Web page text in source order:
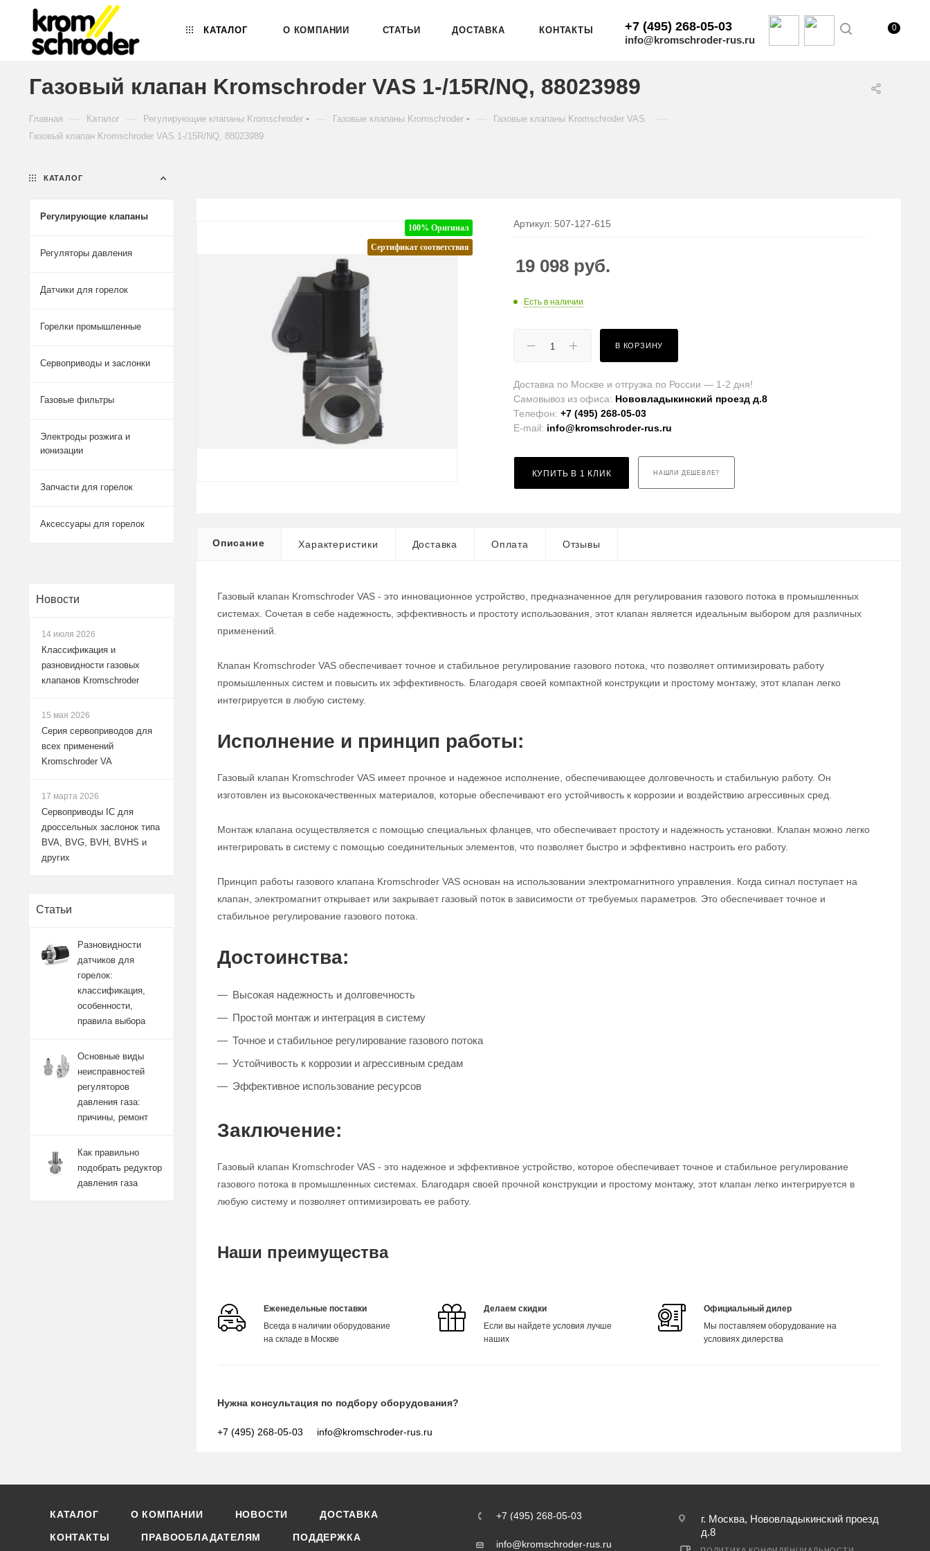
КАТАЛОГ О КОМПАНИИ СТАТЬИ ДОСТАВКА КОНТАКТЫ +7 (495) 268-05-03
info@kromschroder-rus.ru
0
Газовый клапан Kromschroder VAS 1-/15R/NQ, 88023989
Главная Каталог Регулирующие клапаны Kromschroder Газовые клапаны Kromschroder Газовые клапаны Kromschroder VAS
Газовый клапан Kromschroder VAS 1-/15R/NQ, 88023989
100% Оригинал
Сертификат соответствия
Артикул: 507-127-615
19 098 руб.
Есть в наличии
В КОРЗИНУ
Доставка по Москве и отгрузка по России — 1-2 дня!
Самовывоз из офиса: Нововладыкинский проезд д.8
Телефон:+7 (495) 268-05-03
E-mail: info@kromschroder-rus.ru
КУПИТЬ В 1 КЛИК НАШЛИ ДЕШЕВЛЕ?
Описание Характеристики Доставка Оплата Отзывы
Газовый клапан Kromschroder VAS - это инновационное устройство, предназначенное для регулирования газового потока в промышленных
системах. Сочетая в себе надежность, эффективность и простоту использования, этот клапан является идеальным выбором для различных
применений.
Клапан Kromschroder VAS обеспечивает точное и стабильное регулирование газового потока, что позволяет оптимизировать работу
промышленных систем и повысить их эффективность. Благодаря своей компактной конструкции и простому монтажу, этот клапан легко
интегрируется в любую систему.
Исполнение и принцип работы:
Газовый клапан Kromschroder VAS имеет прочное и надежное исполнение, обеспечивающее долговечность и стабильную работу. Он
изготовлен из высококачественных материалов, которые обеспечивают его устойчивость к коррозии и воздействию агрессивных сред.
Монтаж клапана осуществляется с помощью специальных фланцев, что обеспечивает простоту и надежность установки. Клапан можно легко
интегрировать в систему с помощью соединительных элементов, что позволяет быстро и эффективно настроить его работу.
Принцип работы газового клапана Kromschroder VAS основан на использовании электромагнитного управления. Когда сигнал поступает на
клапан, электромагнит открывает или закрывает газовый поток в зависимости от требуемых параметров. Это обеспечивает точное и
стабильное регулирование газового потока.
Достоинства:
Высокая надежность и долговечность
Простой монтаж и интеграция в систему
Точное и стабильное регулирование газового потока
Устойчивость к коррозии и агрессивным средам
Эффективное использование ресурсов
Заключение:
Газовый клапан Kromschroder VAS - это надежное и эффективное устройство, которое обеспечивает точное и стабильное регулирование
газового потока в промышленных системах. Благодаря своей прочной конструкции и простому монтажу, этот клапан легко интегрируется в
любую систему и позволяет оптимизировать ее работу.
Наши преимущества
Еженедельные поставки
Всегда в наличии оборудование
на складе в Москве
Делаем скидки
Если вы найдете условия лучше
наших
Официальный дилер
Мы поставляем оборудование на
условиях дилерства
Нужна консультация по подбору оборудования?
+7 (495) 268-05-03 info@kromschroder-rus.ru
КАТАЛОГ
Регулирующие клапаны
Регуляторы давления
Датчики для горелок
Горелки промышленные
Сервоприводы и заслонки
Газовые фильтры
Электроды розжига и
ионизации
Запчасти для горелок
Аксессуары для горелок
Новости
14 июля 2026
Классификация и
разновидности газовых
клапанов Kromschroder
15 мая 2026
Серия сервоприводов для
всех применений
Kromschroder VA
17 марта 2026
Сервоприводы IC для
дроссельных заслонок типа
BVA, BVG, BVH, BVHS и
других
Статьи
Разновидности
датчиков для
горелок:
классификация,
особенности,
правила выбора
Основные виды
неисправностей
регуляторов
давления газа:
причины, ремонт
Как правильно
подобрать редуктор
давления газа
КАТАЛОГ О КОМПАНИИ НОВОСТИ ДОСТАВКА
КОНТАКТЫ ПРАВООБЛАДАТЕЛЯМ ПОДДЕРЖКА
+7 (495) 268-05-03
info@kromschroder-rus.ru
г. Москва, Нововладыкинский проезд
д.8